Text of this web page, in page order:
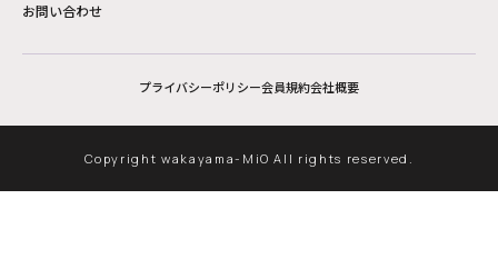
お問い合わせ
プライバシーポリシー会員規約会社概要
Copyright wakayama-MiO All rights reserved.